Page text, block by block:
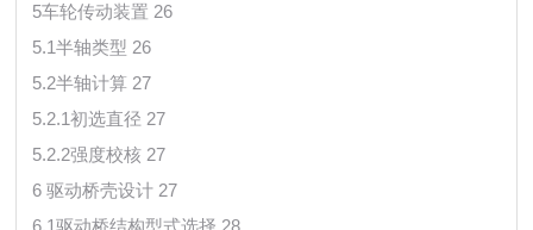
5车轮传动装置 26
5.1半轴类型 26
5.2半轴计算 27
5.2.1初选直径 27
5.2.2强度校核 27
6 驱动桥壳设计 27
6.1驱动桥结构型式选择 28